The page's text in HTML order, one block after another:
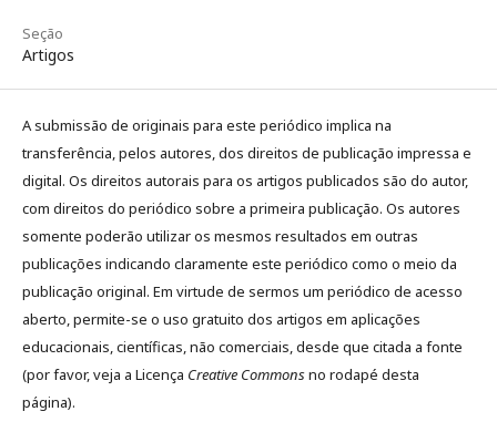
Seção
Artigos
A submissão de originais para este periódico implica na
transferência, pelos autores, dos direitos de publicação impressa e
digital. Os direitos autorais para os artigos publicados são do autor,
com direitos do periódico sobre a primeira publicação. Os autores
somente poderão utilizar os mesmos resultados em outras
publicações indicando claramente este periódico como o meio da
publicação original. Em virtude de sermos um periódico de acesso
aberto, permite-se o uso gratuito dos artigos em aplicações
educacionais, científicas, não comerciais, desde que citada a fonte
(por favor, veja a Licença Creative Commonsno rodapé desta
página).